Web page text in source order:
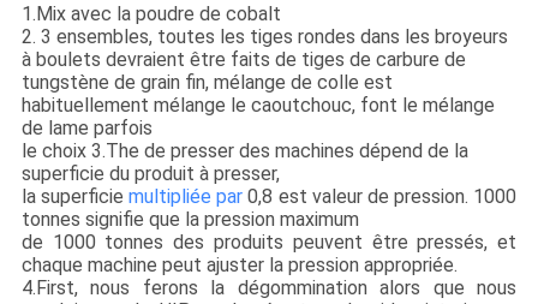
1.Mix avec la poudre de cobalt
2. 3 ensembles, toutes les tiges rondes dans les broyeurs
à boulets devraient être faits de tiges de carbure de
tungstène de grain fin, mélange de colle est
habituellement mélange le caoutchouc, font le mélange
de lame parfois
le choix 3.The de presser des machines dépend de la
superficie du produit à presser,
la superficiemultipliée par 0,8 est valeur de pression. 1000
tonnes signifie que la pression maximum
de 1000 tonnes des produits peuvent être pressés, et
chaque machine peut ajuster la pression appropriée.
4.First, nous ferons la dégommination alors que nous